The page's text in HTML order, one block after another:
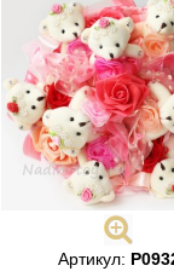
Артикул: